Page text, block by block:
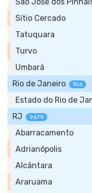
Sítio Cercado
Tatuquara
Turvo
Umbará
Rio de Janeiro
106
Estado do Rio de
RJ
9679
Abarracamento
Adrianópolis
Alcântara
Araruama